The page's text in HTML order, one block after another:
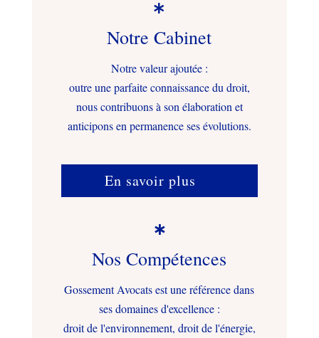

Notre Cabinet
Notre valeur ajoutée :
outre une parfaite connaissance du droit,
nous contribuons à son élaboration et
anticipons en permanence ses évolutions.
En savoir plus

Nos Compétences
Gossement Avocats est une référence dans
ses domaines d'excellence :
droit de l'environnement, droit de l'énergie,